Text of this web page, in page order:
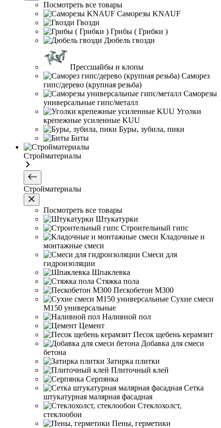
Посмотреть все товары
Саморезы KNAUF
Гвозди
Грибы ( Грибки )
Дюбель гвозди
Прессшайбы и клопы
Саморез
гипс/дерево (крупная резьба)
Саморезы
универсальные гипс/металл
Уголки
крепежные усиленные KUU
Буры, зубила, пики
Биты
Стройматериалы
Стройматериалы
Посмотреть все товары
Штукатурки
Строительный гипс
Кладочные и
монтажные смеси
Смеси для
гидроизоляции
Шпаклевка
Стяжка пола
Пескобетон М300
Сухие смеси
М150 универсальные
Наливной пол
Цемент
Песок щебень керамзит
Добавка для смеси
бетона
Затирка плитки
Плиточный клей
Серпянка
Сетка
штукатурная малярная фасадная
Стеклохолст,
стеклообои
Пены, герметики